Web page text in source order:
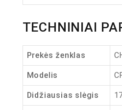
TECHNINIAI
Prekės ženklas
Modelis
Didžiausias slėgis